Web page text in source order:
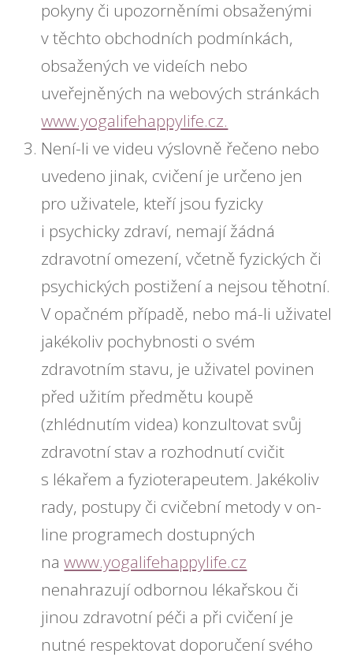
pokyny či upozorněními obsaženými
v těchto obchodních podmínkách,
obsažených ve videích nebo
uveřejněných na webových stránkách
www.yogalifehappylife.cz.
Není-li ve videu výslovně řečeno nebo
uvedeno jinak, cvičení je určeno jen
pro uživatele, kteří jsou fyzicky
i psychicky zdraví, nemají žádná
zdravotní omezení, včetně fyzických či
psychických postižení a nejsou těhotní.
V opačném případě, nebo má-li uživatel
jakékoliv pochybnosti o svém
zdravotním stavu, je uživatel povinen
před užitím předmětu koupě
(zhlédnutím videa) konzultovat svůj
zdravotní stav a rozhodnutí cvičit
s lékařem a fyzioterapeutem. Jakékoliv
rady, postupy či cvičební metody v on-
line programech dostupných
nawww.yogalifehappylife.cz
nenahrazují odbornou lékařskou či
jinou zdravotní péči a při cvičení je
nutné respektovat doporučení svého